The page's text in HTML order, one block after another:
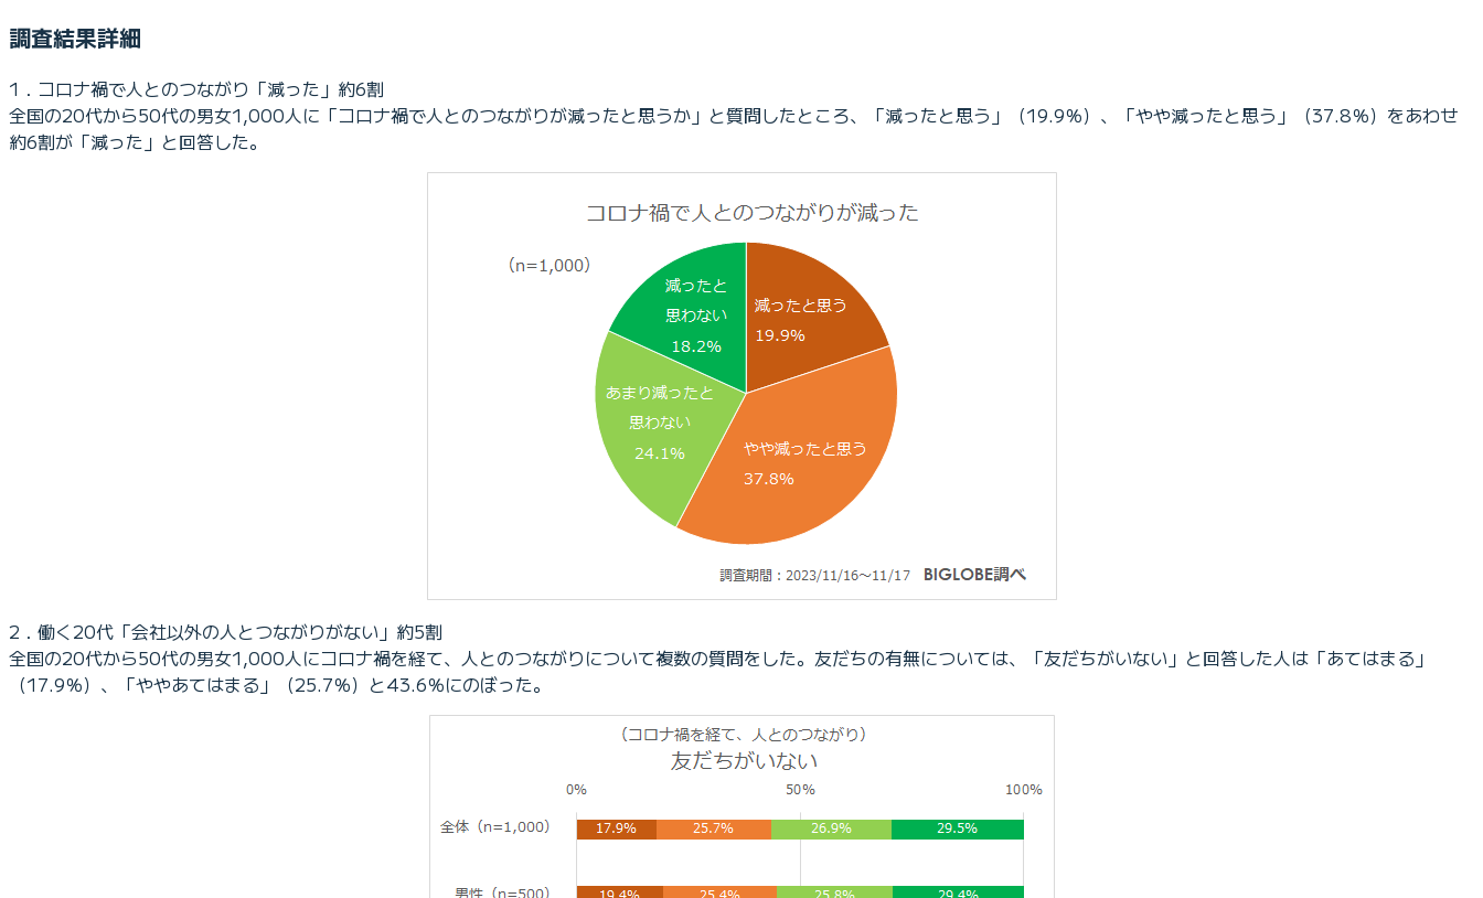
調査結果詳細
1．コロナ禍で人とのつながり「減った」約6割
全国の20代から50代の男女1,000人に「コロナ禍で人とのつながりが減ったと思うか」と質問したところ、「減ったと思う」（19.9％）、「やや減ったと思う」（37.8％）をあわせ
約6割が「減った」と回答した。
2．働く20代「会社以外の人とつながりがない」約5割
全国の20代から50代の男女1,000人にコロナ禍を経て、人とのつながりについて複数の質問をした。友だちの有無については、「友だちがいない」と回答した人は「あてはまる」
（17.9％）、「ややあてはまる」（25.7％）と43.6％にのぼった。